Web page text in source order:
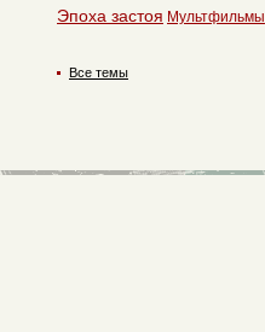
Эпоха застоя Мультфильмы
Все темы